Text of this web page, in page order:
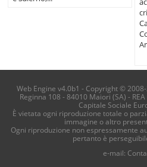
Web Engine v4.0b1 - Copyright ©
Reginna 108 - 84010 Maiori (SA) -
Capitale Sociale
È vietata ogni riproduzione totale o
immagine o altro
Ogni riproduzione non espressamente
pertanto è
e-mail: